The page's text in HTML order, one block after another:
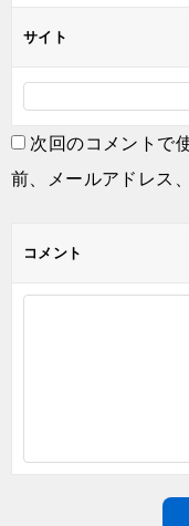
サイト
次回のコメントで
前、メールアドレス
コメント